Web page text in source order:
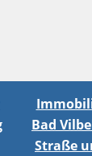
Bad
Straße